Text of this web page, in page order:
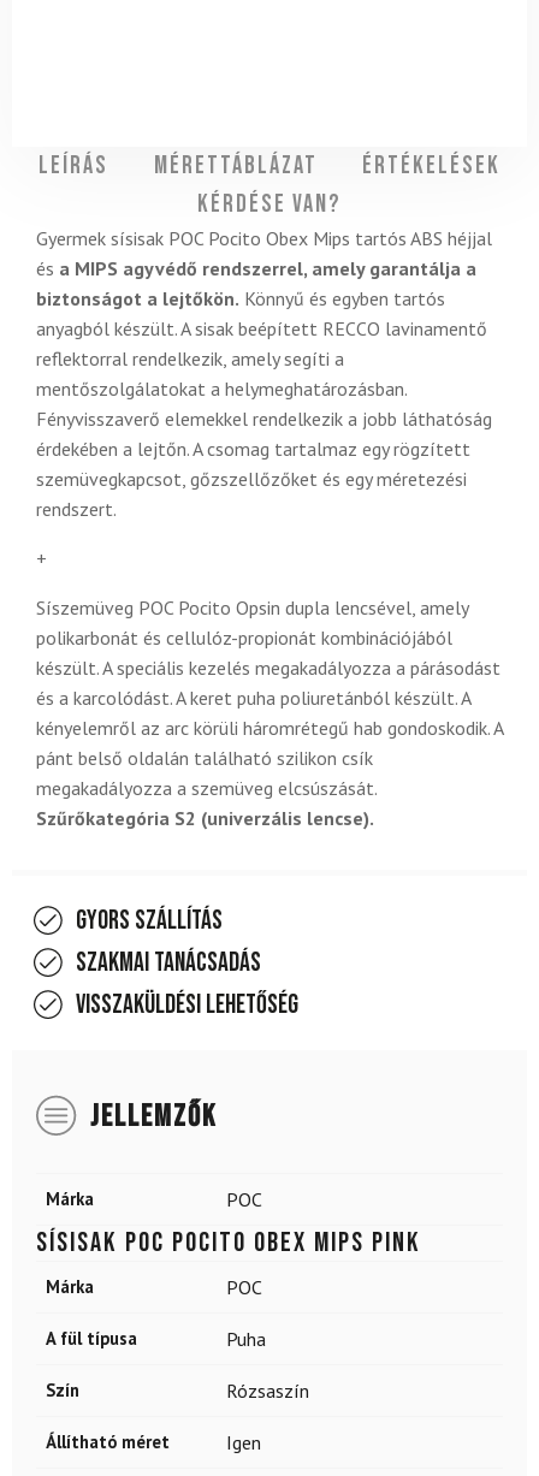
Leírás Mérettáblázat
Értékelések
Kérdése van?
Gyermek sísisak POC Pocito Obex Mips tartós ABS héjjal
és a MIPS agyvédő rendszerrel, amely garantálja a
biztonságot a lejtőkön. Könnyű és egyben tartós
anyagból készült. A sisak beépített RECCO lavinamentő
reflektorral rendelkezik, amely segíti a
mentőszolgálatokat a helymeghatározásban.
Fényvisszaverő elemekkel rendelkezik a jobb láthatóság
érdekében a lejtőn. A csomag tartalmaz egy rögzített
szemüvegkapcsot, gőzszellőzőket és egy méretezési
rendszert.
+
Síszemüveg POC Pocito Opsin dupla lencsével, amely
polikarbonát és cellulóz-propionát kombinációjából
készült. A speciális kezelés megakadályozza a párásodást
és a karcolódást. A keret puha poliuretánból készült. A
kényelemről az arc körüli háromrétegű hab gondoskodik. A
pánt belső oldalán található szilikon csík
megakadályozza a szemüveg elcsúszását.
Szűrőkategória S2 (univerzális lencse).
Gyors szállítás
Szakmai tanácsadás
Visszaküldési lehetőség
JELLEMZŐK
Márka POC
Sísisak POC Pocito Obex Mips Pink
Márka POC
A fül típusa Puha
Szín Rózsaszín
Állítható méret Igen